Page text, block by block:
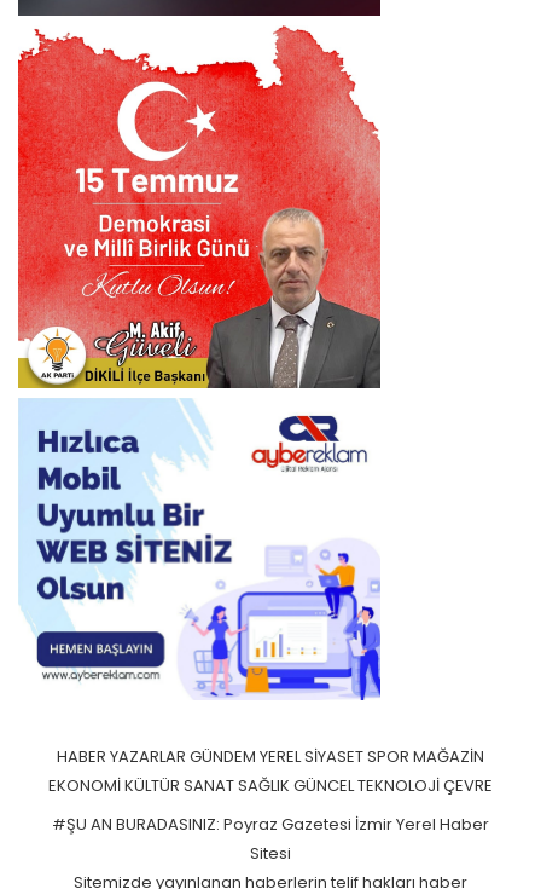
HABER YAZARLAR GÜNDEM YERELSİYASETSPOR MAĞAZİN
EKONOMİKÜLTÜR SANATSAĞLIK GÜNCELTEKNOLOJİÇEVRE
#ŞU AN BURADASINIZ: Poyraz Gazetesi İzmir Yerel Haber
Sitesi
Sitemizde yayınlanan haberlerin telif hakları haber